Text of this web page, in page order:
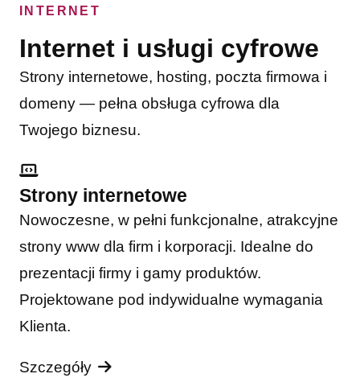
INTERNET
Internet i usługi cyfrowe
Strony internetowe, hosting, poczta firmowa i
domeny — pełna obsługa cyfrowa dla
Twojego biznesu.
Strony internetowe
Nowoczesne, w pełni funkcjonalne, atrakcyjne
strony www dla firm i korporacji. Idealne do
prezentacji firmy i gamy produktów.
Projektowane pod indywidualne wymagania
Klienta.
Szczegóły